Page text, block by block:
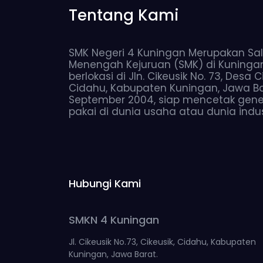
Tentang Kami
SMK Negeri 4 Kuningan Merupakan
Menengah Kejuruan (SMK) di
berlokasi di Jln. Cikeusik No. 73, Desa
Cidahu, Kabupaten Kuningan, Jawa
September 2004, siap mencetak
pakai di dunia usaha atau dunia
Hubungi Kami
SMKN 4 Kuningan
Jl. Cikeusik No.73, Cikeusik, Cidahu, Kabupaten
Kuningan, Jawa Barat.